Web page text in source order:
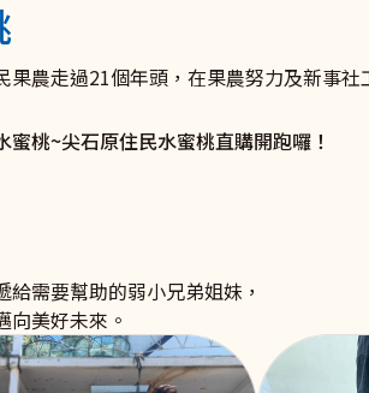
果農走過21個年頭，在果農努力及新事
蜜桃~尖石原住民水蜜桃直購開跑囉！
聚沙可成塔
的新勞雇關係！ 聯絡新事社會服務中心
號
庭和青少年培力學習，迎向未來，翻轉命
需要幫助的弱小兄弟姐妹，
向美好未來。